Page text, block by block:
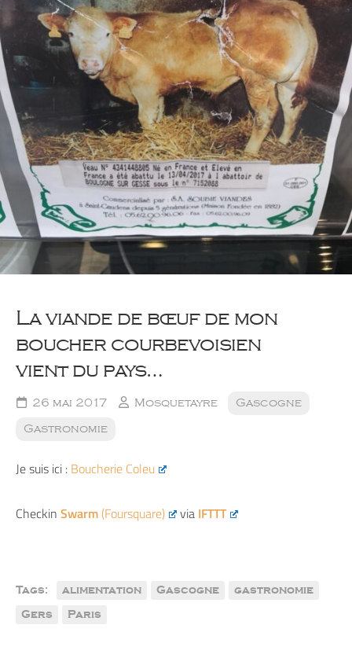
La viande de bœuf de mon
boucher courbevoisien
vient du pays…
26 mai 2017 Mosquetayre
Gascogne
Gastronomie
Je suis ici : Boucherie Coleu
Checkin Swarm (Foursquare) via IFTTT
Tags: alimentation Gascogne
gastronomie
Gers
Paris